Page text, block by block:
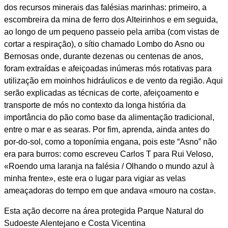
dos recursos minerais das falésias marinhas: primeiro, a
escombreira da mina de ferro dos Alteirinhos e em seguida,
ao longo de um pequeno passeio pela arriba (com vistas de
cortar a respiração), o sítio chamado Lombo do Asno ou
Bernosas onde, durante dezenas ou centenas de anos,
foram extraídas e afeiçoadas inúmeras mós rotativas para
utilização em moinhos hidráulicos e de vento da região. Aqui
serão explicadas as técnicas de corte, afeiçoamento e
transporte de mós no contexto da longa história da
importância do pão como base da alimentação tradicional,
entre o mar e as searas. Por fim, aprenda, ainda antes do
por-do-sol, como a toponímia engana, pois este “Asno” não
era para burros: como escreveu Carlos T para Rui Veloso,
«Roendo uma laranja na falésia / Olhando o mundo azul à
minha frente», este era o lugar para vigiar as velas
ameaçadoras do tempo em que andava «mouro na costa».
Esta ação decorre na área protegida Parque Natural do
Sudoeste Alentejano e Costa Vicentina